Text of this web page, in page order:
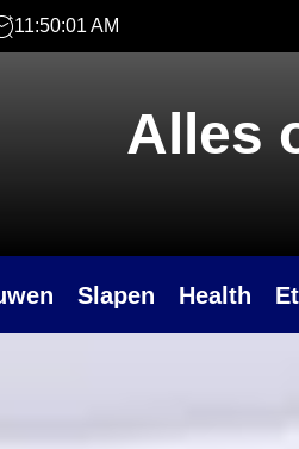
11:50:02 AM
Alles
Slapen Health